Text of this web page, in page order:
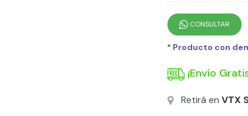
CONSULTAR
* Producto con
¡Envío
Retirá en VTX